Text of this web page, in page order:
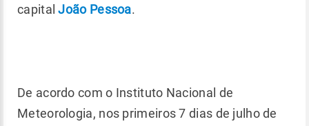
capitalJoão Pessoa.
De acordo com o Instituto Nacional de
Meteorologia, nos primeiros 7 dias de julho de